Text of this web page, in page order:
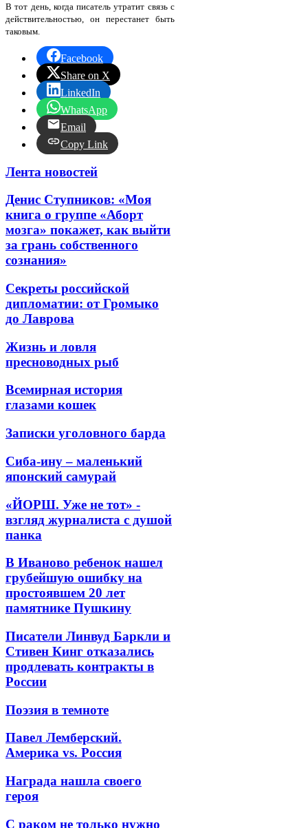
В тот день, когда писатель утратит связь с
действительностью, он перестанет быть
таковым.
Facebook
Share on X
LinkedIn
WhatsApp
Email
Copy Link
Лента новостей
Денис Ступников: «Моя
книга о группе «Аборт
мозга» покажет, как выйти
за грань собственного
сознания»
Секреты российской
дипломатии: от Громыко
до Лаврова
Жизнь и ловля
пресноводных рыб
Всемирная история
глазами кошек
Записки уголовного барда
Сиба-ину – маленький
японский самурай
«ЙОРШ. Уже не тот» -
взгляд журналиста с душой
панка
В Иваново ребенок нашел
грубейшую ошибку на
простоявшем 20 лет
памятнике Пушкину
Писатели Линвуд Баркли и
Стивен Кинг отказались
продлевать контракты в
России
Поэзия в темноте
Павел Лемберский.
Америка vs. Россия
Награда нашла своего
героя
С раком не только нужно